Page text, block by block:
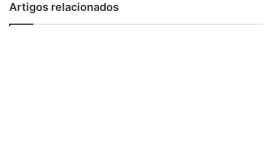
Artigos relacionados